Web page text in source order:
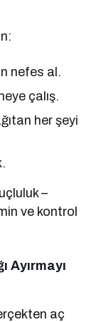
nefes al.
çalış.
her şeyi
–
ve kontrol
Ayırmayı
aç